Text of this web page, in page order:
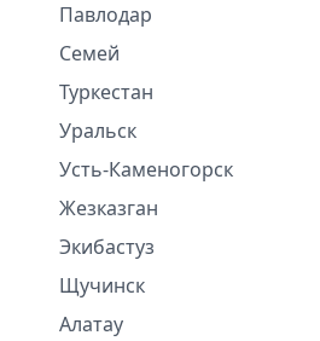
Павлодар
Семей
Туркестан
Уральск
Усть-Каменогорск
Жезказган
Экибастуз
Щучинск
Алатау